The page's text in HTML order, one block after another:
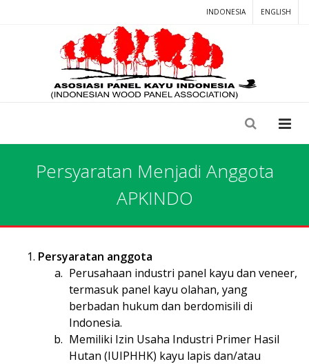
INDONESIA ENGLISH
Persyaratan Menjadi Anggota
APKINDO
Persyaratan anggota
Perusahaan industri panel kayu dan veneer,
termasuk panel kayu olahan, yang
berbadan hukum dan berdomisili di
Indonesia.
Memiliki Izin Usaha Industri Primer Hasil
Hutan (IUIPHHK) kayu lapis dan/atau